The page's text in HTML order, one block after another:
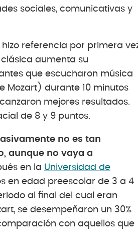
sociales, comunicativas y
referencia por primera
clásica aumenta su
que escucharon música
durante 10 minutos
mejores resultados.
de 8 y 9 puntos.
no es tan
aunque no vaya a
en la Universidad de
en edad preescolar de 3 a 4
al final del cual eran
se desempeñaron un 30%
con aquellos que